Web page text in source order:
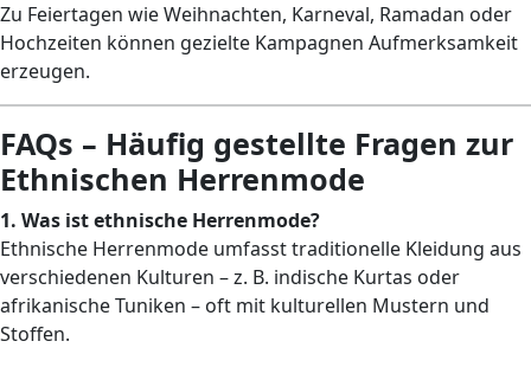
Zu Feiertagen wie Weihnachten, Karneval, Ramadan oder
Hochzeiten können gezielte Kampagnen Aufmerksamkeit
erzeugen.
FAQs – Häufig gestellte Fragen zur
Ethnischen Herrenmode
1. Was ist ethnische Herrenmode?
Ethnische Herrenmode umfasst traditionelle Kleidung aus
verschiedenen Kulturen – z. B. indische Kurtas oder
afrikanische Tuniken – oft mit kulturellen Mustern und
Stoffen.